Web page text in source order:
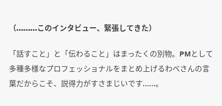
（………このインタビュー、緊張してきた）
「話すこと」と「伝わること」はまったくの別物。PMとして
多種多様なプロフェッショナルをまとめ上げるわべさんの言
葉だからこそ、説得力がすさまじいです……。